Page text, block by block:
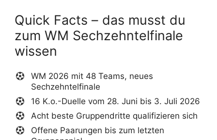
Quick Facts – das musst du
zum WM Sechzehntelfinale
wissen
WM 2026 mit 48 Teams, neues
Sechzehntelfinale
16 K.o.-Duelle vom 28. Juni bis 3. Juli 2026
Acht beste Gruppendritte qualifizieren sich
Offene Paarungen bis zum letzten